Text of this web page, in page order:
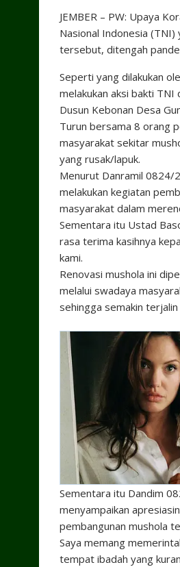
JEMBER – PW: Upaya
Nasional Indonesia
tersebut, ditengah
Seperti yang dilakukan
melakukan aksi bakti TNI
Dusun Kebonan Desa
Turun bersama 8 orang
masyarakat sekitar
yang rusak/lapuk.
Menurut Danramil 0824/
melakukan kegiatan
masyarakat dalam
Sementara itu Ustad
rasa terima kasihnya
kami.
Renovasi mushola ini
melalui swadaya
sehingga semakin
Sementara itu Dandim
menyampaikan
pembangunan mushola
Saya memang
tempat ibadah yang